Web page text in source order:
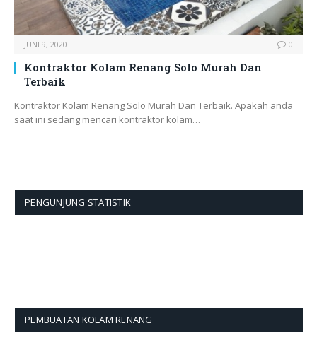
JUNI 9, 2020 0
Kontraktor Kolam Renang Solo Murah Dan
Terbaik
Kontraktor Kolam Renang Solo Murah Dan Terbaik. Apakah anda
saat ini sedang mencari kontraktor kolam…
PENGUNJUNG STATISTIK
PEMBUATAN KOLAM RENANG